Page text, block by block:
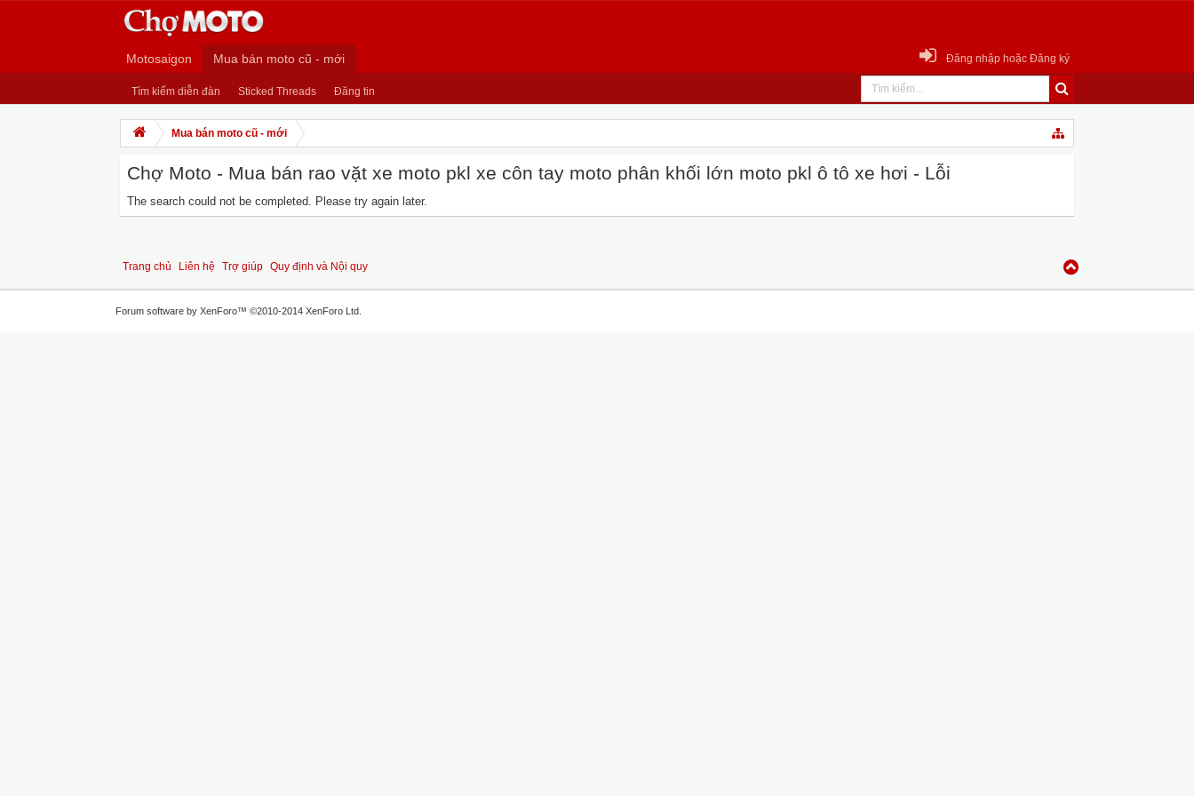
Motosaigon Mua bán moto cũ - mới
Tìm kiếm diễn đàn Sticked Threads Đăng tin
Đăng nhập hoặc Đăng ký
Mua bán moto cũ - mới
Chợ Moto - Mua bán rao vặt xe moto pkl xe côn tay moto phân khối lớn moto pkl ô tô xe hơi - Lỗi
The search could not be completed. Please try again later.
Trang chủ Liên hệ Trợ giúp Quy định và Nội quy
Forum software by XenForo™ ©2010-2014 XenForo Ltd.